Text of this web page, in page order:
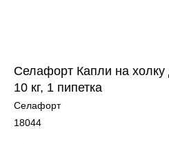
Селафорт Капли на
10 кг, 1 пипетка
Селафорт
18044